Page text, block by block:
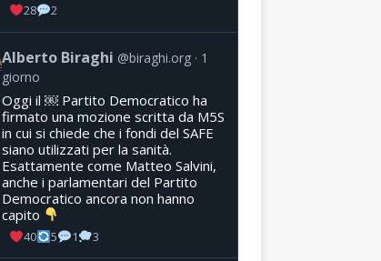
28 2
Alberto Biraghi @biraghi.org
1
giorno
Oggi il ￼ Partito Democratico ha
firmato una mozione scritta da M5S
in cui si chiede che i fondi del SAFE
siano utilizzati per la sanità.
Esattamente come Matteo Salvini,
anche i parlamentari del Partito
Democratico ancora non hanno
capito
40 5 1 3